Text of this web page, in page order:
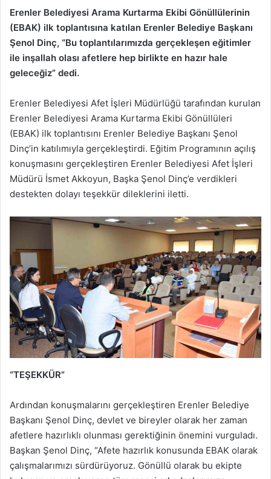
Erenler Belediyesi Arama Kurtarma Ekibi Gönüllülerinin
(EBAK) ilk toplantısına katılan Erenler Belediye Başkanı
Şenol Dinç, “Bu toplantılarımızda gerçekleşen eğitimler
ile inşallah olası afetlere hep birlikte en hazır hale
geleceğiz” dedi.
Erenler Belediyesi Afet İşleri Müdürlüğü tarafından kurulan
Erenler Belediyesi Arama Kurtarma Ekibi Gönüllüleri
(EBAK) ilk toplantısını Erenler Belediye Başkanı Şenol
Dinç’in katılımıyla gerçekleştirdi. Eğitim Programının açılış
konuşmasını gerçekleştiren Erenler Belediyesi Afet İşleri
Müdürü İsmet Akkoyun, Başka Şenol Dinç’e verdikleri
destekten dolayı teşekkür dileklerini iletti.
“TEŞEKKÜR”
Ardından konuşmalarını gerçekleştiren Erenler Belediye
Başkanı Şenol Dinç, devlet ve bireyler olarak her zaman
afetlere hazırlıklı olunması gerektiğinin önemini vurguladı.
Başkan Şenol Dinç, “Afete hazırlık konusunda EBAK olarak
çalışmalarımızı sürdürüyoruz. Gönüllü olarak bu ekipte